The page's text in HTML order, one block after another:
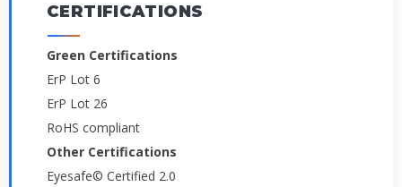
CERTIFICATIONS
Green Certifications
ErP Lot 6
ErP Lot 26
RoHS compliant
Other Certifications
Eyesafe© Certified 2.0